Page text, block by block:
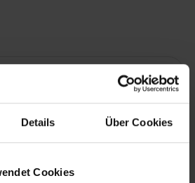
Details Über Cookies
Cookies